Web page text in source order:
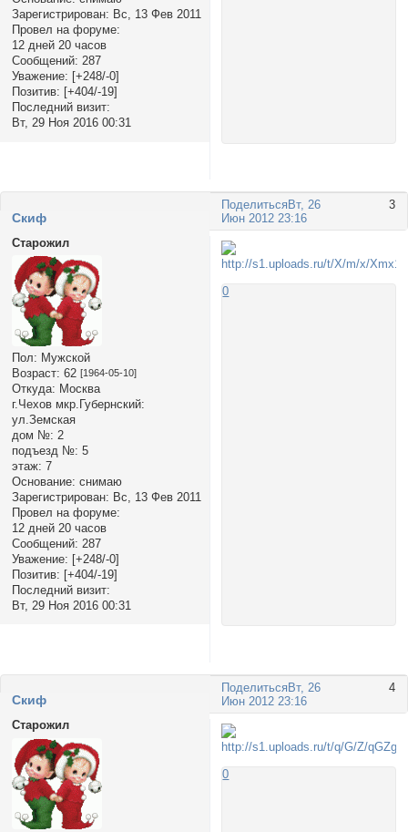
Зарегистрирован: Вс, 13 Фев 2011
Провел на форуме:
12 дней 20 часов
Сообщений: 287
Уважение: [+248/-0]
Позитив: [+404/-19]
Последний визит:
Вт, 29 Ноя 2016 00:31
Поделиться 3
Вт, 26
Июн 2012 23:16
Cкиф
Старожил
Пол: Мужской
Возраст: 62 [1964-05-10]
Откуда: Москва
г.Чехов мкр.Губернский:
ул.Земская
дом №: 2
подъезд №: 5
этаж: 7
Основание: снимаю
Зарегистрирован: Вс, 13 Фев 2011
Провел на форуме:
12 дней 20 часов
Сообщений: 287
Уважение: [+248/-0]
Позитив: [+404/-19]
Последний визит:
Вт, 29 Ноя 2016 00:31
0
Поделиться 4
Вт, 26
Июн 2012 23:16
Cкиф
Старожил
0